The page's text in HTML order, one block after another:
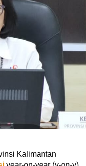
Kalimantan